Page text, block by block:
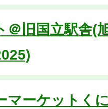
＠旧国立駅舎(
マーケットく